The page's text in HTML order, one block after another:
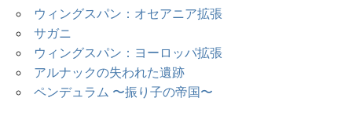
ウィングスパン：オセアニア拡張
サガニ
ウィングスパン：ヨーロッパ拡張
アルナックの失われた遺跡
ペンデュラム 〜振り子の帝国〜